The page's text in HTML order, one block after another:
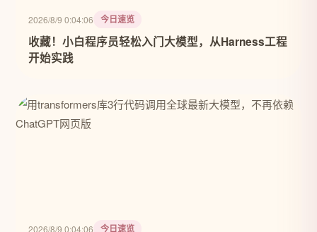
2026/8/9 0:04:06 今日速览
收藏！小白程序员轻松入门大模型，从Harness工程
开始实践
2026/8/9 0:04:06 今日速览